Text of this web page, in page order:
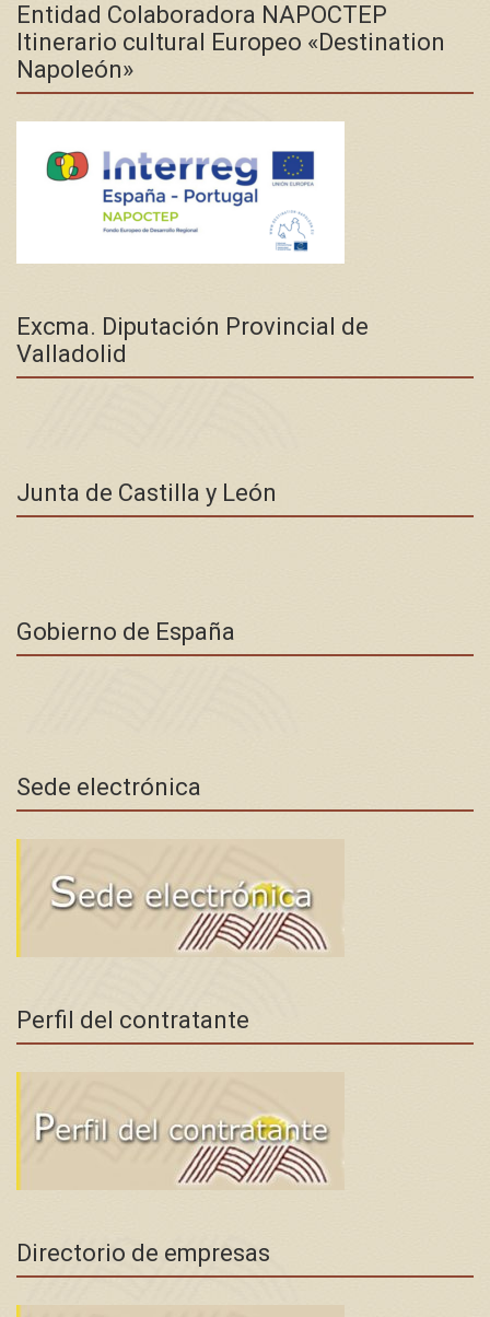
Entidad Colaboradora NAPOCTEP
Itinerario cultural Europeo «Destination
Napoleón»
Excma. Diputación Provincial de
Valladolid
Junta de Castilla y León
Gobierno de España
Sede electrónica
Perfil del contratante
Directorio de empresas